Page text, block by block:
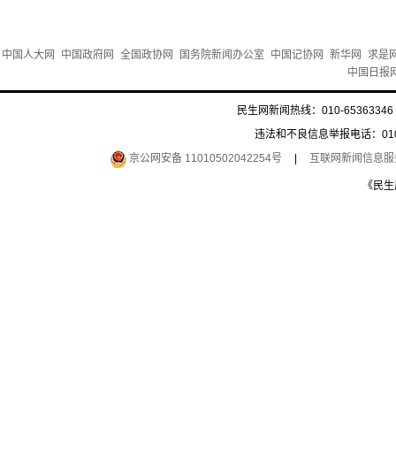
中国人大网 中国政府网 全国政协网 国务院新闻办公室 中国记协网 新华网
求是
中国日报
民生网新闻热线：010-
违法和不良信息举报电话：
京公网安备 11010502042254号
互联网新闻信息
《民